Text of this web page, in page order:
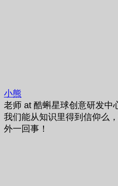
小熊
老师 at 酷蝌星球创意研发中
我们能从知识里得到信仰么
外一回事！